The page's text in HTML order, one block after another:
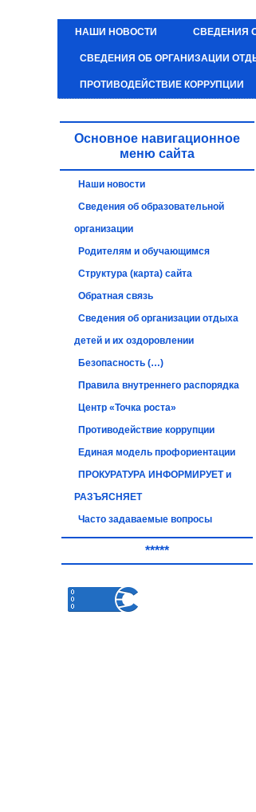
НАШИ НОВОСТИ СВЕДЕНИЯ
СВЕДЕНИЯ ОБ ОРГАНИЗАЦИИ
ПРОТИВОДЕЙСТВИЕ КОРРУПЦИИ
Основное навигационное
меню сайта
Наши новости
Сведения об образовательной
организации
Родителям и обучающимся
Структура (карта) сайта
Обратная связь
Сведения об организации отдыха
детей и их оздоровлении
Безопасность (…)
Правила внутреннего распорядка
Центр «Точка роста»
Противодействие коррупции
Единая модель профориентации
ПРОКУРАТУРА ИНФОРМИРУЕТ и
РАЗЪЯСНЯЕТ
Часто задаваемые вопросы
*****